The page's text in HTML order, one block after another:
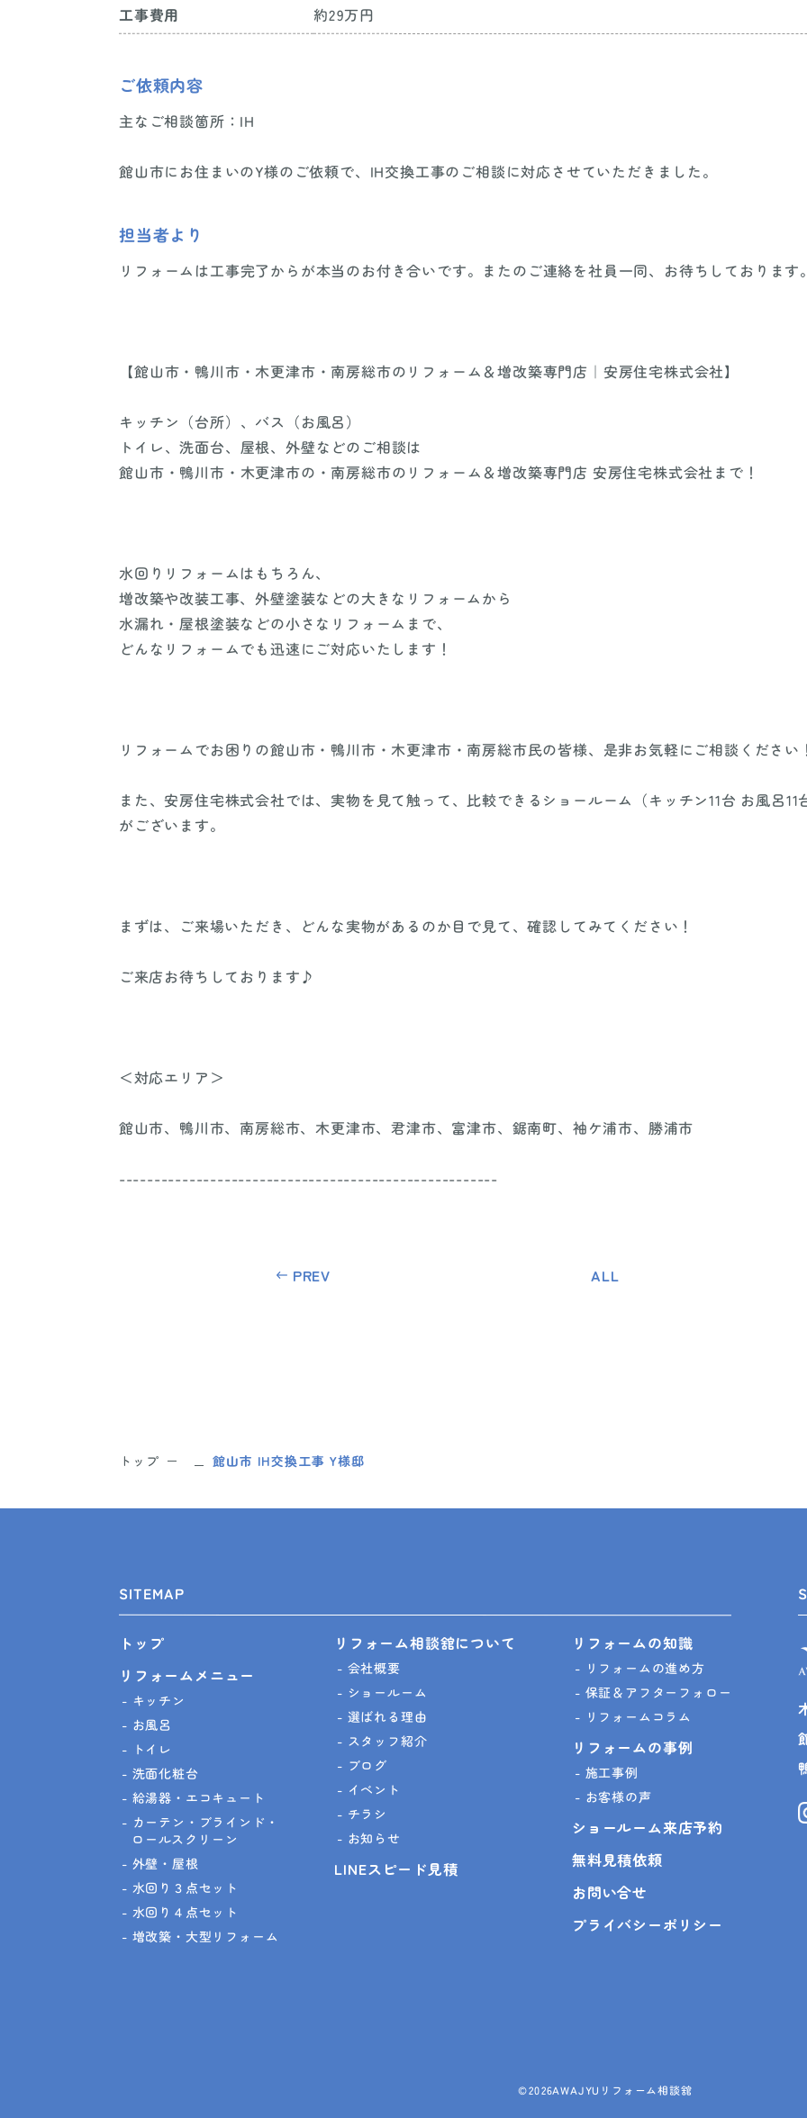
工事費用 約29万円
ご依頼内容
主なご相談箇所：IH
館山市にお住まいのY様のご依頼で、IH交換工事のご相談に対応させていただきました。
担当者より
リフォームは工事完了からが本当のお付き合いです。またのご連絡を社員一同、お待ちしております
【館山市・鴨川市・木更津市・南房総市のリフォーム＆増改築専門店｜安房住宅株式会社】
キッチン（台所）、バス（お風呂）
トイレ、洗面台、屋根、外壁などのご相談は
館山市・鴨川市・木更津市の・南房総市のリフォーム＆増改築専門店 安房住宅株式会社まで！
水回りリフォームはもちろん、
増改築や改装工事、外壁塗装などの大きなリフォームから
水漏れ・屋根塗装などの小さなリフォームまで、
どんなリフォームでも迅速にご対応いたします！
リフォームでお困りの館山市・鴨川市・木更津市・南房総市民の皆様、是非お気軽にご相談ください
また、安房住宅株式会社では、実物を見て触って、比較できるショールーム（キッチン11台 お風呂
がございます。
まずは、ご来場いただき、どんな実物があるのか目で見て、確認してみてください！
ご来店お待ちしております♪
＜対応エリア＞
館山市、鴨川市、南房総市、木更津市、君津市、富津市、鋸南町、袖ケ浦市、勝浦市
------------------------------------------------------
PREV ALL
トップ 館山市 IH交換工事 Y様邸
SITEMAP
トップ
リフォームメニュー
キッチン
お風呂
トイレ
洗面化粧台
給湯器・エコキュート
カーテン・ブラインド・
ロールスクリーン
外壁・屋根
水回り３点セット
水回り４点セット
増改築・大型リフォーム
リフォーム相談舘について
会社概要
ショールーム
選ばれる理由
スタッフ紹介
ブログ
イベント
チラシ
お知らせ
LINEスピード見積
リフォームの知識
リフォームの進め方
保証＆アフターフォロー
リフォームコラム
リフォームの事例
施工事例
お客様の声
ショールーム来店予約
無料見積依頼
お問い合せ
プライバシーポリシー
©2026AWAJYUリフォーム相談舘